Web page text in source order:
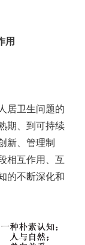
用
居卫生问题的
期、到可持续
新、管理制
相互作用、互
的不断深化和